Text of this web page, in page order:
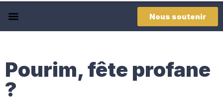
Nous soutenir
Pourim, fête profane
?